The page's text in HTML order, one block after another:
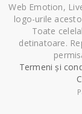
Web Emotion,
logo-urile
Toate
detinatoare.
Termeni și